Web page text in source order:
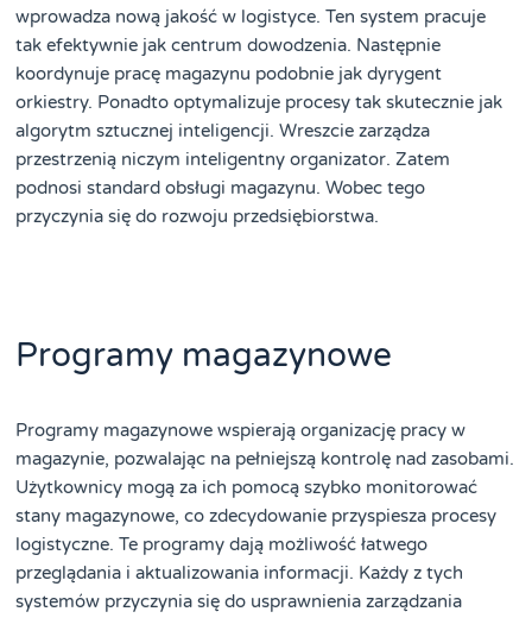
wprowadza nową jakość w logistyce. Ten system pracuje
tak efektywnie jak centrum dowodzenia. Następnie
koordynuje pracę magazynu podobnie jak dyrygent
orkiestry. Ponadto optymalizuje procesy tak skutecznie jak
algorytm sztucznej inteligencji. Wreszcie zarządza
przestrzenią niczym inteligentny organizator. Zatem
podnosi standard obsługi magazynu. Wobec tego
przyczynia się do rozwoju przedsiębiorstwa.
Programy magazynowe
Programy magazynowe wspierają organizację pracy w
magazynie, pozwalając na pełniejszą kontrolę nad zasobami.
Użytkownicy mogą za ich pomocą szybko monitorować
stany magazynowe, co zdecydowanie przyspiesza procesy
logistyczne. Te programy dają możliwość łatwego
przeglądania i aktualizowania informacji. Każdy z tych
systemów przyczynia się do usprawnienia zarządzania